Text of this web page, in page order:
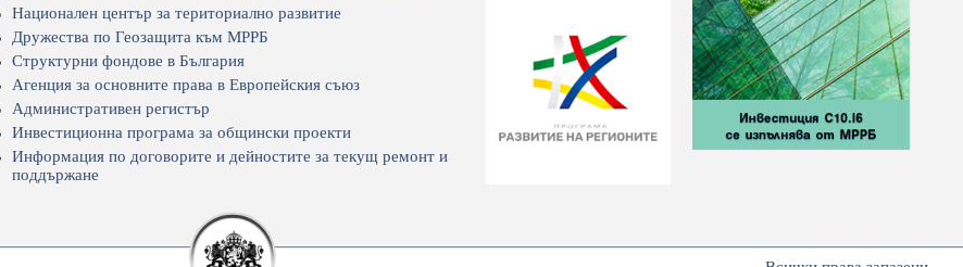
Национален център за териториално развитие
Дружества по Геозащита към МРРБ
Структурни фондове в България
Агенция за основните права в Европейския съюз
Административен регистър
Инвестиционна програма за общински проекти
Информация по договорите и дейностите за текущ ремонт и
поддържане